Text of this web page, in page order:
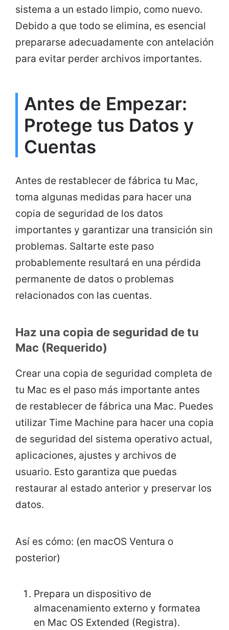
sistema a un estado limpio, como nuevo.
Debido a que todo se elimina, es esencial
prepararse adecuadamente con antelación
para evitar perder archivos importantes.
Antes de Empezar:
Protege tus Datos y
Cuentas
Antes de restablecer de fábrica tu Mac,
toma algunas medidas para hacer una
copia de seguridad de los datos
importantes y garantizar una transición sin
problemas. Saltarte este paso
probablemente resultará en una pérdida
permanente de datos o problemas
relacionados con las cuentas.
Haz una copia de seguridad de tu
Mac (Requerido)
Crear una copia de seguridad completa de
tu Mac es el paso más importante antes
de restablecer de fábrica una Mac. Puedes
utilizar Time Machine para hacer una copia
de seguridad del sistema operativo actual,
aplicaciones, ajustes y archivos de
usuario. Esto garantiza que puedas
restaurar al estado anterior y preservar los
datos.
Así es cómo: (en macOS Ventura o
posterior)
Prepara un dispositivo de
almacenamiento externo y formatea
en Mac OS Extended (Registra).